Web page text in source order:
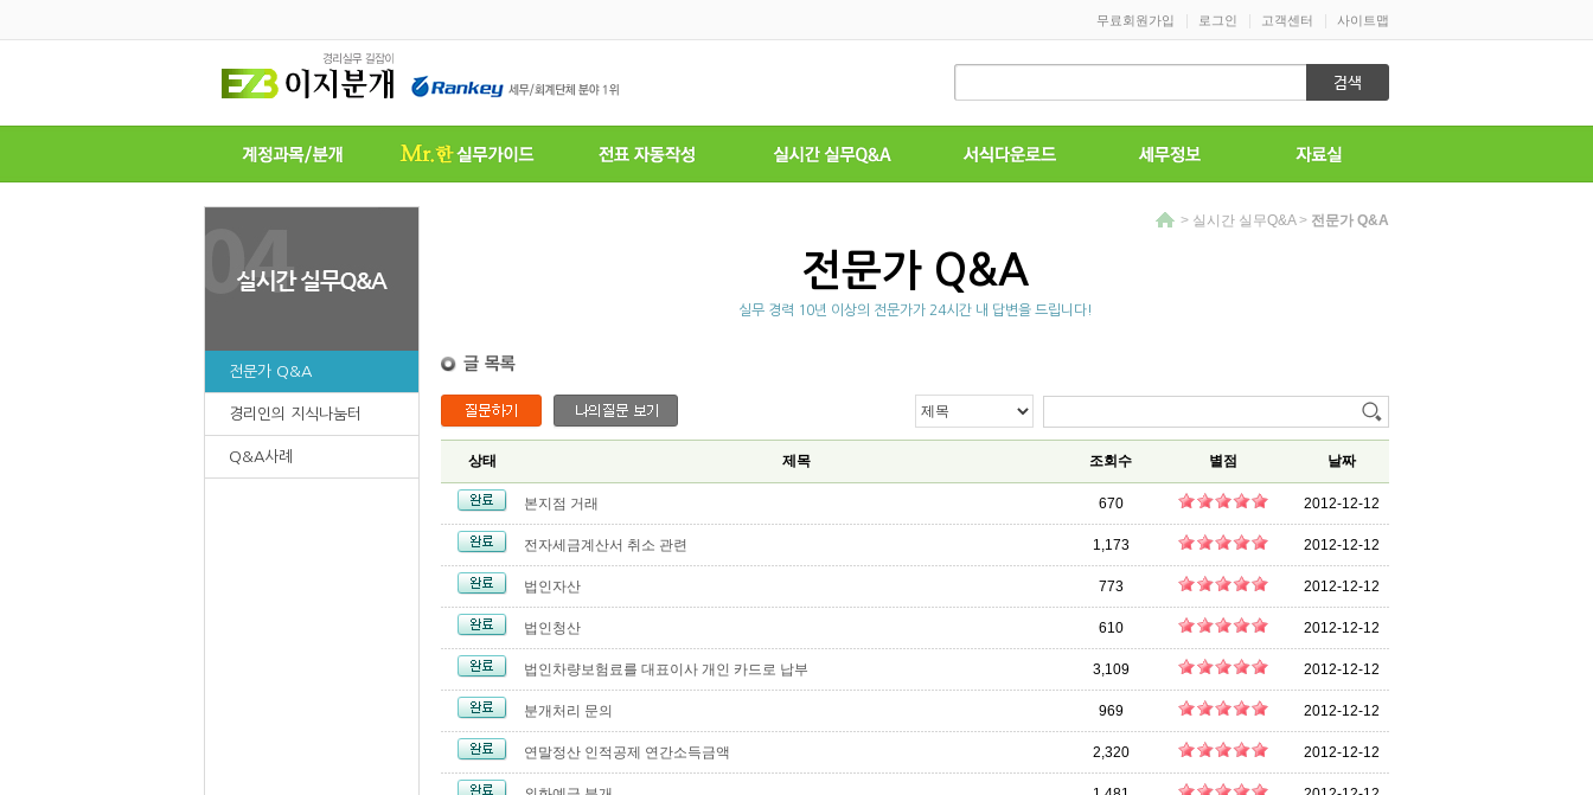
무료회원가입 로그인 고객센터 사이트맵
전문가 Q&A
경리인의 지식나눔터
Q&A사례
> 실시간 실무Q&A> 전문가 Q&A
전문가 Q&A
실무 경력 10년 이상의 전문가가 24시간 내 답변을 드립니다!
상태 제목 조회수 별점 날짜
본지점 거래 670 2012-12-12
전자세금계산서 취소 관련 1,173 2012-12-12
법인자산 773 2012-12-12
법인청산 610 2012-12-12
법인차량보험료를 대표이사 개인 카드로 납부 3,109 2012-12-12
분개처리 문의 969 2012-12-12
연말정산 인적공제 연간소득금액 2,320 2012-12-12